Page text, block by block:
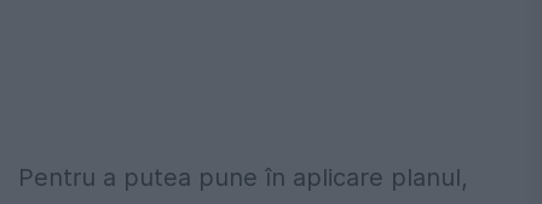
Pentru a putea pune în aplicare planul,